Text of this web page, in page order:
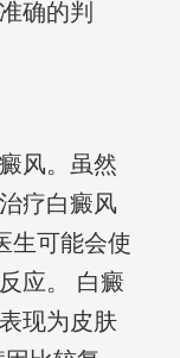
确的判
风。虽然
疗白癜风
生可能会使
应。 白癜
现为皮肤